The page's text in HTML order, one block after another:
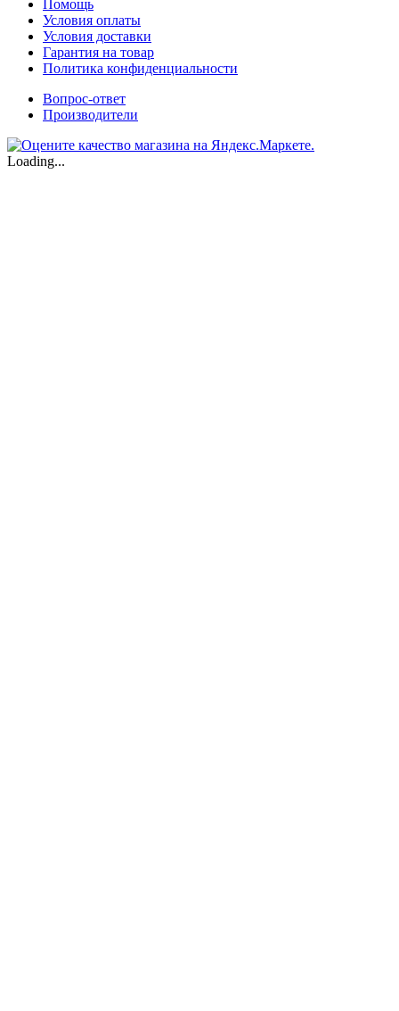
Помощь
Условия оплаты
Условия доставки
Гарантия на товар
Политика конфиденциальности
Вопрос-ответ
Производители
Loading...